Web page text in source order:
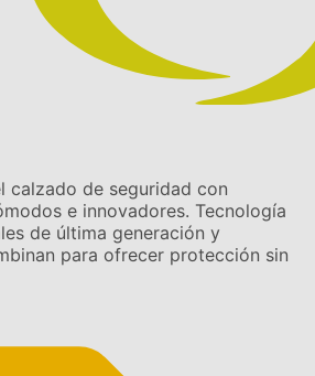
calzado de seguridad con
e innovadores. Tecnología
de última generación y
para ofrecer protección sin